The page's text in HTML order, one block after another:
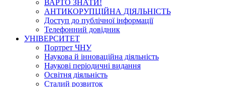
ВАРТО ЗНАТИ!
АНТИКОРУПЦІЙНА ДІЯЛЬНІСТЬ
Доступ до публічної інформації
Телефонний довідник
УНІВЕРСИТЕТ
Портрет ЧНУ
Наукова й інноваційна діяльність
Наукові періодичні видання
Освітня діяльність
Сталий розвиток